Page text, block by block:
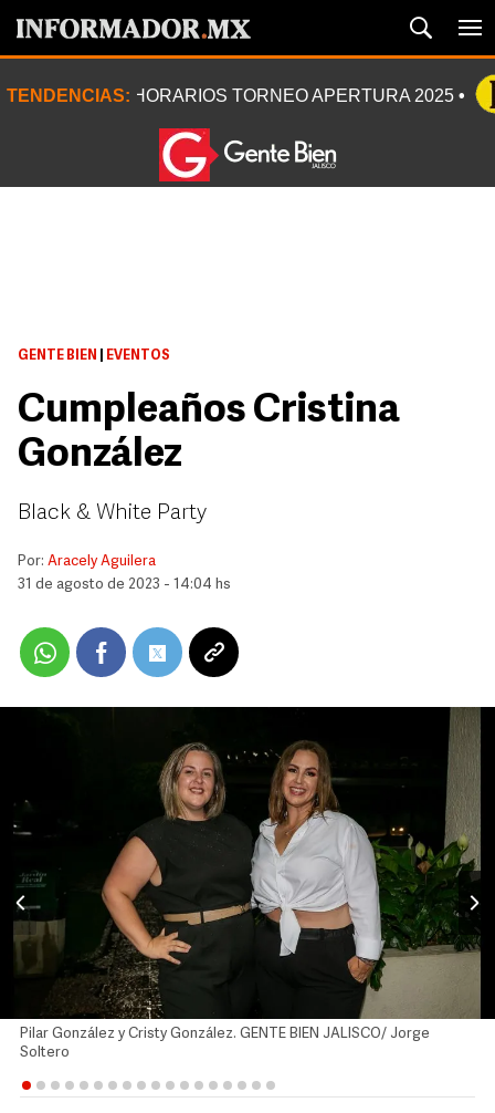
TENDENCIAS: HORARIOS TORNEO APERTURA 2025
GENTE BIEN EVENTOS
Cumpleaños Cristina
González
Black & White Party
Por: Aracely Aguilera
31 de agosto de 2023 - 14:04 hs
Pilar González y Cristy González. GENTE BIEN JALISCO/ Jorge
Soltero